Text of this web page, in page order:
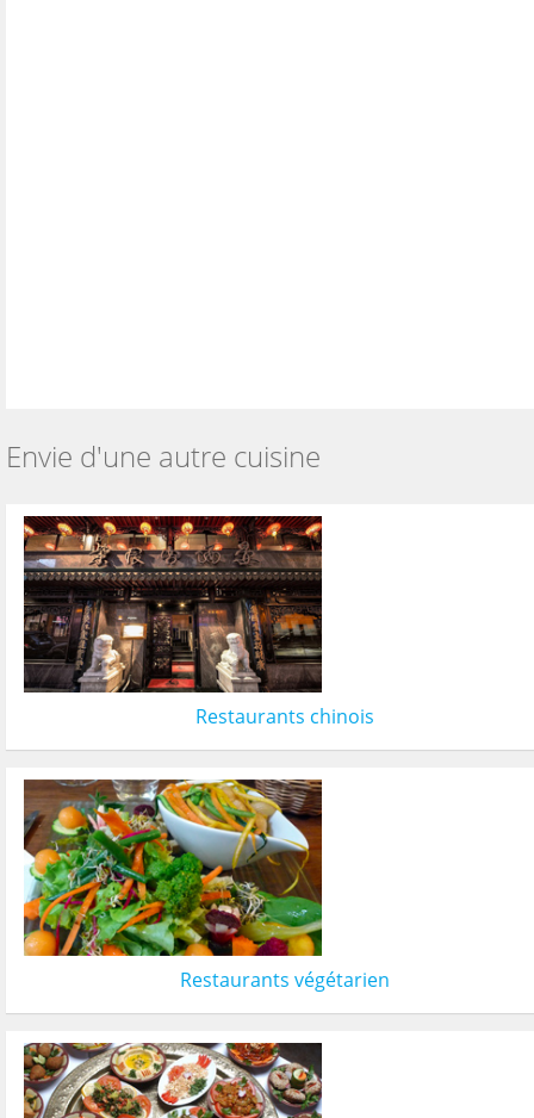
Envie d'une autre cuisine
Restaurants chinois
Restaurants végétarien